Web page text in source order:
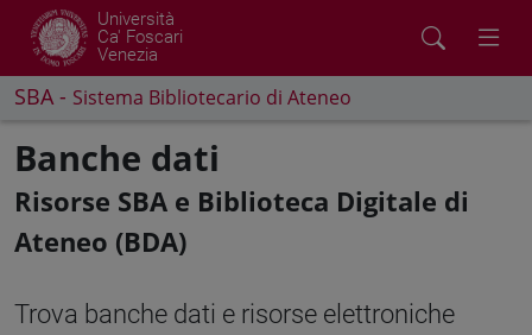
Università
Ca' Foscari
Venezia
SBA - Sistema Bibliotecario di Ateneo
Banche dati
Risorse SBA e Biblioteca Digitale di
Ateneo (BDA)
Trova banche dati e risorse elettroniche